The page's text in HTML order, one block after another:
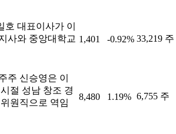
호 대표이사가 이
사와 중앙대학교 1,401 -0.92% 33,219 주
주 신승영은 이
절 성남 창조 경
원직으로 역임
8,480 1.19% 6,755 주